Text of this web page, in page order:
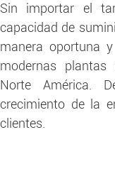
Sin importar el
capacidad de
manera oportuna
modernas
Norte América.
crecimiento de la
clientes.